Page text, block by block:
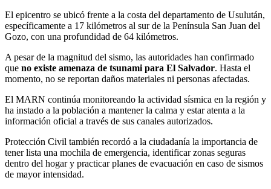
El epicentro se ubicó frente a la costa del departamento de Usulután,
específicamente a 17 kilómetros al sur de la Península San Juan del
Gozo, con una profundidad de 64 kilómetros.
A pesar de la magnitud del sismo, las autoridades han confirmado
que no existe amenaza de tsunami para El Salvador. Hasta el
momento, no se reportan daños materiales ni personas afectadas.
El MARN continúa monitoreando la actividad sísmica en la región y
ha instado a la población a mantener la calma y estar atenta a la
información oficial a través de sus canales autorizados.
Protección Civil también recordó a la ciudadanía la importancia de
tener lista una mochila de emergencia, identificar zonas seguras
dentro del hogar y practicar planes de evacuación en caso de sismos
de mayor intensidad.